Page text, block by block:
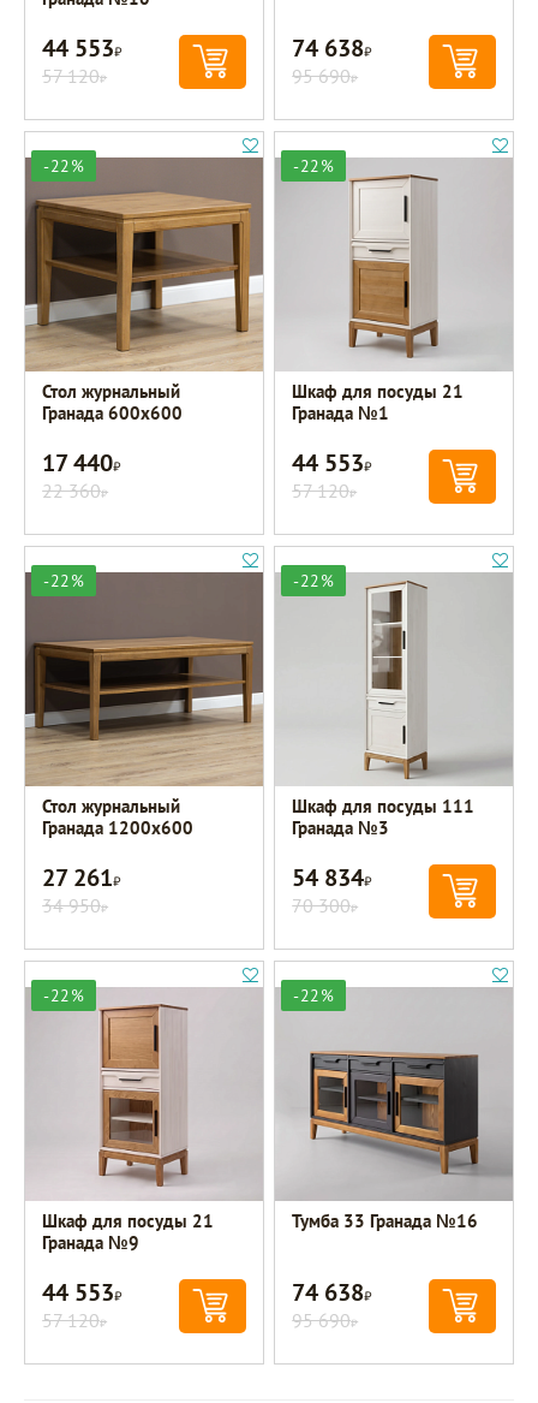
44 553Р
57 120Р
74 638Р
95 690Р
-22%
Стол журнальный
Гранада 600х600
17 440Р
22 360Р
-22%
Шкаф для посуды 21
Гранада №1
44 553Р
57 120Р
-22%
Стол журнальный
Гранада 1200х600
27 261Р
34 950Р
-22%
Шкаф для посуды 111
Гранада №3
54 834Р
70 300Р
-22%
Шкаф для посуды 21
Гранада №9
44 553Р
57 120Р
-22%
Тумба 33 Гранада №16
74 638Р
95 690Р